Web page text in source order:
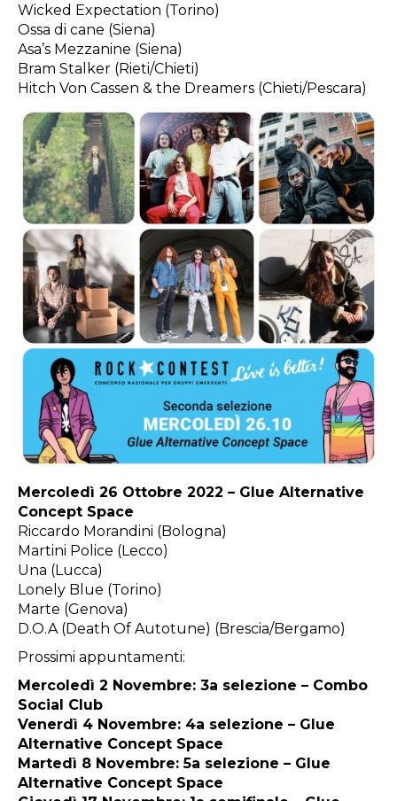
Wicked Expectation (Torino)
Ossa di cane (Siena)
Asa’s Mezzanine (Siena)
Bram Stalker (Rieti/Chieti)
Hitch Von Cassen & the Dreamers (Chieti/Pescara)
Mercoledì 26 Ottobre 2022 – Glue Alternative
Concept Space
Riccardo Morandini (Bologna)
Martini Police (Lecco)
Una (Lucca)
Lonely Blue (Torino)
Marte (Genova)
D.O.A (Death Of Autotune) (Brescia/Bergamo)
Prossimi appuntamenti:
Mercoledì 2 Novembre: 3a selezione – Combo
Social Club
Venerdì 4 Novembre: 4a selezione – Glue
Alternative Concept Space
Martedì 8 Novembre: 5a selezione – Glue
Alternative Concept Space